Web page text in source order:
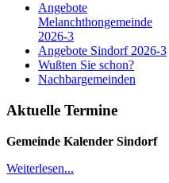
Angebote
Melanchthongemeinde
2026-3
Angebote Sindorf 2026-3
Wußten Sie schon?
Nachbargemeinden
Aktuelle Termine
Gemeinde Kalender Sindorf
Weiterlesen...